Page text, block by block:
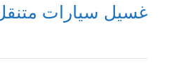
غسيل سيارات